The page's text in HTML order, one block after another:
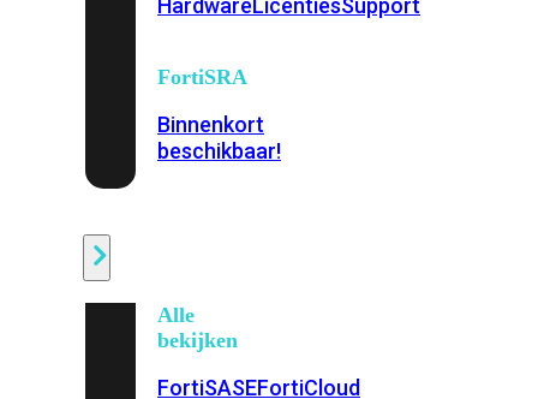
HardwareLicentiesSupport
FortiSRA
Binnenkort
beschikbaar!
Alle
bekijken
FortiSASEFortiCloud